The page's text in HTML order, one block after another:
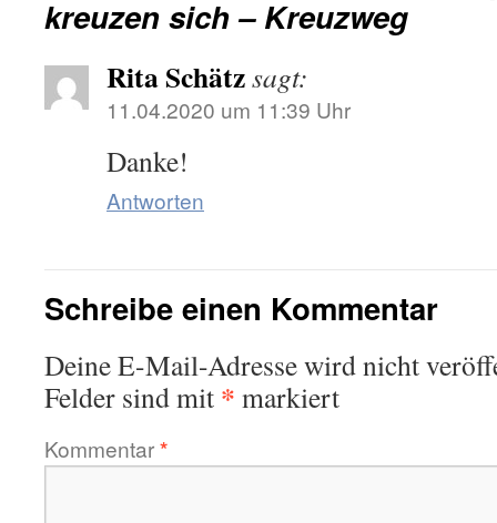
kreuzen sich – Kreuzweg
Rita Schätzsagt:
11.04.2020 um 11:39 Uhr
Danke!
Antworten
Schreibe einen Kommentar
Deine E-Mail-Adresse wird nicht
Felder sind mit * markiert
Kommentar*